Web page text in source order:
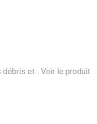
et... Voir le produit